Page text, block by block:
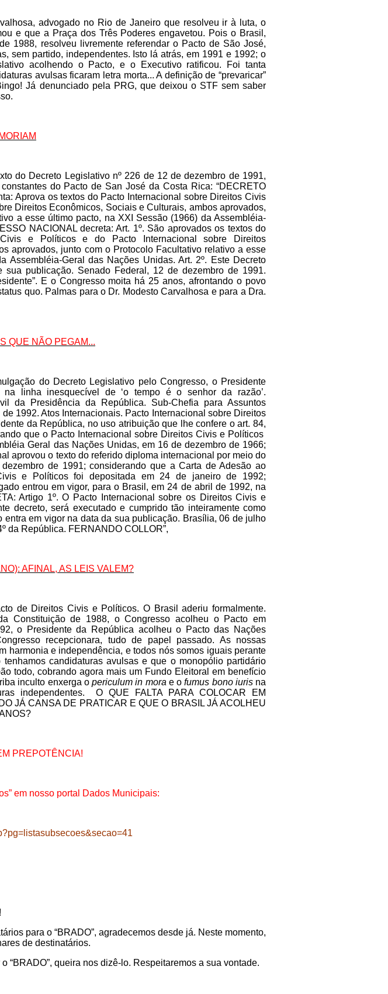
advogado no Rio de Janeiro que resolveu ir à luta, o
e que a Praça dos Três Poderes engavetou. Pois o Brasil,
1988, resolveu livremente referendar o Pacto de São José,
sem partido, independentes. Isto lá atrás, em 1991 e 1992; o
acolhendo o Pacto, e o Executivo ratificou. Foi tanta
avulsas ficaram letra morta... A definição de “prevaricar”
Já denunciado pela PRG, que deixou o STF sem saber
do Decreto Legislativo nº 226 de 12 de dezembro de 1991,
do Pacto de San José da Costa Rica: “DECRETO
Aprova os textos do Pacto Internacional sobre Direitos Civis
Direitos Econômicos, Sociais e Culturais, ambos aprovados,
a esse último pacto, na XXI Sessão (1966) da Assembléia-
NACIONAL decreta: Art. 1º. São aprovados os textos do
e Políticos e do Pacto Internacional sobre Direitos
aprovados, junto com o Protocolo Facultativo relativo a esse
Assembléia-Geral das Nações Unidas. Art. 2º. Este Decreto
sua publicação. Senado Federal, 12 de dezembro de 1991.
E o Congresso moita há 25 anos, afrontando o povo
quo. Palmas para o Dr. Modesto Carvalhosa e para a Dra.
QUE NÃO PEGAM...
do Decreto Legislativo pelo Congresso, o Presidente
linha inesquecível de ‘o tempo é o senhor da razão’.
da Presidência da República. Sub-Chefia para Assuntos
1992. Atos Internacionais. Pacto Internacional sobre Direitos
da República, no uso atribuição que lhe confere o art. 84,
que o Pacto Internacional sobre Direitos Civis e Políticos
Geral das Nações Unidas, em 16 de dezembro de 1966;
aprovou o texto do referido diploma internacional por meio do
de 1991; considerando que a Carta de Adesão ao
e Políticos foi depositada em 24 de janeiro de 1992;
entrou em vigor, para o Brasil, em 24 de abril de 1992, na
Artigo 1º. O Pacto Internacional sobre os Direitos Civis e
decreto, será executado e cumprido tão inteiramente como
entra em vigor na data da sua publicação. Brasília, 06 de julho
da República. FERNANDO COLLOR”,
AFINAL, AS LEIS VALEM?
de Direitos Civis e Políticos. O Brasil aderiu formalmente.
Constituição de 1988, o Congresso acolheu o Pacto em
o Presidente da República acolheu o Pacto das Nações
recepcionara, tudo de papel passado. As nossas
harmonia e independência, e todos nós somos iguais perante
candidaturas avulsas e que o monopólio partidário
todo, cobrando agora mais um Fundo Eleitoral em benefício
inculto enxerga opericulum in mora e ofumus bono iurisna
independentes. O QUE FALTA PARA COLOCAR EM
JÁ CANSA DE PRATICAR E QUE O BRASIL JÁ ACOLHEU
PREPOTÊNCIA!
em nosso portal Dados Municipais:
para o “BRADO”, agradecemos desde já. Neste momento,
de destinatários.
“BRADO”, queira nos dizê-lo. Respeitaremos a sua vontade.